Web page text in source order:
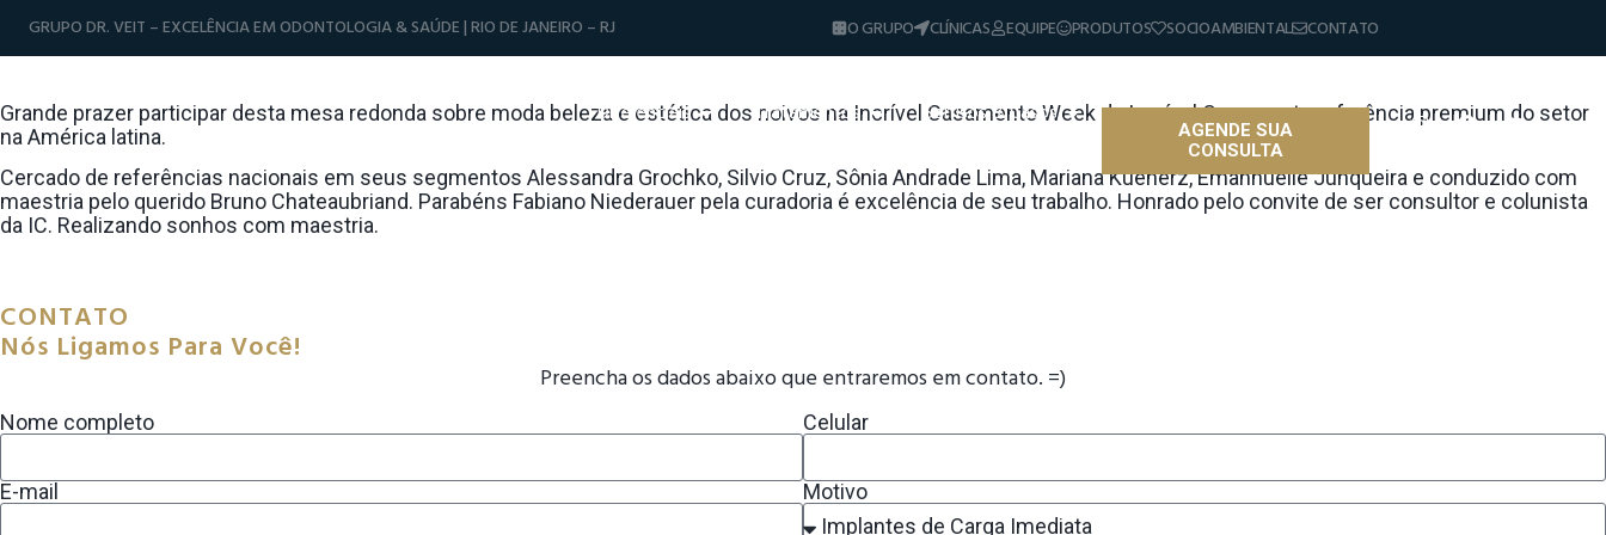
GRUPO DR. VEIT – EXCELÊNCIA EM ODONTOLOGIA & SAÚDE | RIO DE JANEIRO – RJ O GRUPO CLÍNICAS EQUIPE PRODUTOS SOCIOAMBIENTAL CONTATO
Diferenciais Tratamentos
Sorrisos & Casos
Dicas e Notícias
AGENDE SUA
CONSULTA
Dr. Veit Na Mesa Redonda “moda E Beleza” No Evento Incrível Casamento Week
Grande prazer participar desta mesa redonda sobre moda beleza e estética dos noivos na Incrível Casamento Week da Incrível Casamento referência premium do setor
na América latina.
Cercado de referências nacionais em seus segmentos Alessandra Grochko, Silvio Cruz, Sônia Andrade Lima, Mariana Kuenerz, Emannuelle Junqueira e conduzido com
maestria pelo querido Bruno Chateaubriand. Parabéns Fabiano Niederauer pela curadoria é excelência de seu trabalho. Honrado pelo convite de ser consultor e colunista
da IC. Realizando sonhos com maestria.
CONTATO
Nós Ligamos Para Você!
Preencha os dados abaixo que entraremos em contato. =)
Nome completo Celular
E-mail Motivo